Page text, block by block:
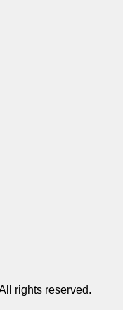
rights reserved.